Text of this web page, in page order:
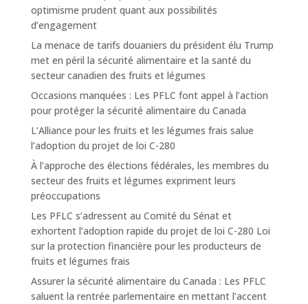
optimisme prudent quant aux possibilités
d’engagement
La menace de tarifs douaniers du président élu Trump
met en péril la sécurité alimentaire et la santé du
secteur canadien des fruits et légumes
Occasions manquées : Les PFLC font appel à l’action
pour protéger la sécurité alimentaire du Canada
L’Alliance pour les fruits et les légumes frais salue
l’adoption du projet de loi C-280
À l’approche des élections fédérales, les membres du
secteur des fruits et légumes expriment leurs
préoccupations
Les PFLC s’adressent au Comité du Sénat et
exhortent l’adoption rapide du projet de loi C-280 Loi
sur la protection financière pour les producteurs de
fruits et légumes frais
Assurer la sécurité alimentaire du Canada : Les PFLC
saluent la rentrée parlementaire en mettant l’accent